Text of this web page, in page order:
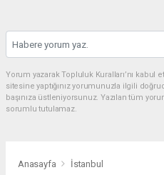
Yorum yazarak Topluluk Kuralları’nı
sitesine yaptığınız yorumunuzla ilgili
başınıza üstleniyorsunuz. Yazılan tüm
sorumlu tutulamaz.
Anasayfa İstanbul